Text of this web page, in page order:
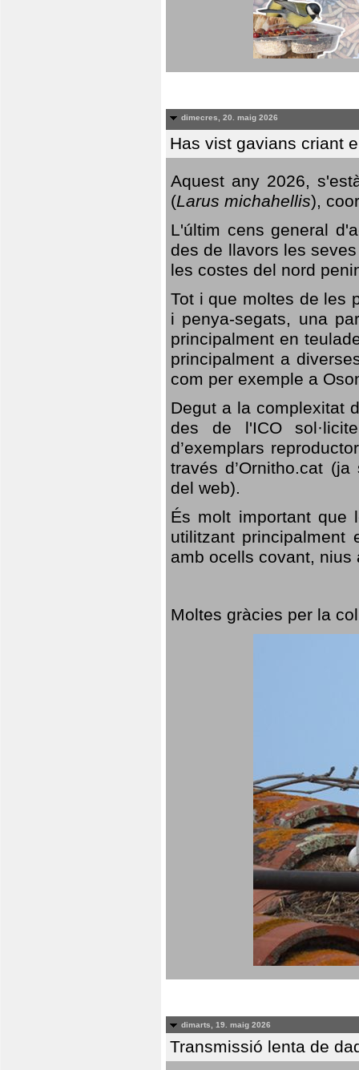
dimecres, 20. maig 2026
Has vist gavians criant
Aquest any 2026,
(Larus michahellis),
L'últim cens general
des de llavors les
les costes del nord
Tot i que moltes de les
i penya-segats, una
principalment en
principalment a
com per exemple a
Degut a la complexitat
des de l'ICO
d’exemplars
través d’Ornitho.cat
del web).
És molt important que
utilitzant
amb ocells covant,
Moltes gràcies per la
dimarts, 19. maig 2026
Transmissió lenta de